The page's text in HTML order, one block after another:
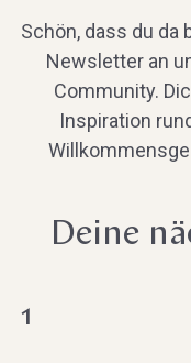
Schön, dass du
Newsletter an
Community.
Inspiration
Deine
1